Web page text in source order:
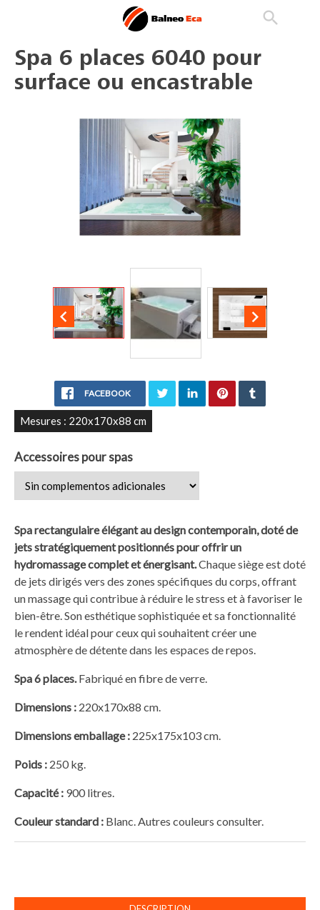
search
Spa 6 places 6040 pour
surface ou encastrable
 
FACEBOOK
Mesures : 220x170x88 cm
Accessoires pour spas
Spa rectangulaire élégant au design contemporain, doté de
jets stratégiquement positionnés pour offrir un
hydromassage complet et énergisant.Chaque siège est doté
de jets dirigés vers des zones spécifiques du corps, offrant
un massage qui contribue à réduire le stress et à favoriser le
bien-être. Son esthétique sophistiquée et sa fonctionnalité
le rendent idéal pour ceux qui souhaitent créer une
atmosphère de détente dans les espaces de repos.
Spa 6 places. Fabriqué en fibre de verre.
Dimensions : 220x170x88 cm.
Dimensions emballage : 225x175x103 cm.
Poids : 250 kg.
Capacité : 900 litres.
Couleur standard : Blanc. Autres couleurs consulter.